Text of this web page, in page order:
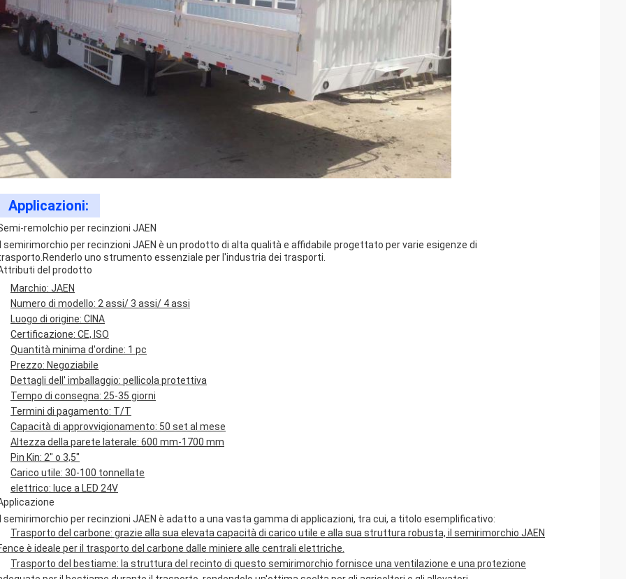
Applicazioni:
remolchio per recinzioni JAEN
semirimorchio per recinzioni JAEN è un prodotto di alta qualità e affidabile progettato per varie esigenze di
uno strumento essenziale per l'industria dei trasporti.
del prodotto
Marchio: JAEN
Numero di modello: 2 assi/ 3 assi/ 4 assi
Luogo di origine: CINA
Certificazione: CE, ISO
Quantità minima d'ordine: 1 pc
Prezzo: Negoziabile
Dettagli dell' imballaggio: pellicola protettiva
Tempo di consegna: 25-35 giorni
Termini di pagamento: T/T
Capacità di approvvigionamento: 50 set al mese
Altezza della parete laterale: 600 mm-1700 mm
Pin Kin: 2" o 3,5"
Carico utile: 30-100 tonnellate
elettrico: luce a LED 24V
semirimorchio per recinzioni JAEN è adatto a una vasta gamma di applicazioni, tra cui, a titolo esemplificativo:
Trasporto del carbone: grazie alla sua elevata capacità di carico utile e alla sua struttura robusta, il semirimorchio JAEN
è ideale per il trasporto del carbone dalle miniere alle centrali elettriche.
Trasporto del bestiame: la struttura del recinto di questo semirimorchio fornisce una ventilazione e una protezione